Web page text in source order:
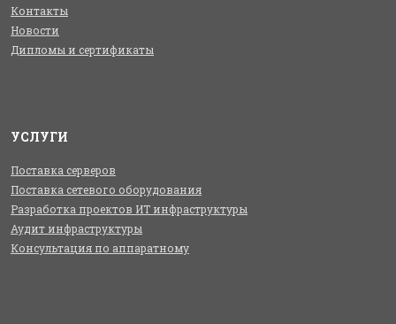
Контакты
Новости
Дипломы и сертификаты
УСЛУГИ
Поставка серверов
Поставка сетевого оборудования
Разработка проектов ИТ инфраструктуры
Аудит инфраструктуры
Консультация по аппаратному